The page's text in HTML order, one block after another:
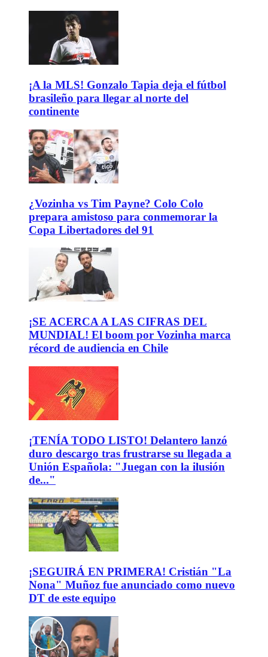
¡A la MLS! Gonzalo Tapia deja el fútbol
brasileño para llegar al norte del
continente
¿Vozinha vs Tim Payne? Colo Colo
prepara amistoso para conmemorar la
Copa Libertadores del 91
¡SE ACERCA A LAS CIFRAS DEL
MUNDIAL! El boom por Vozinha marca
récord de audiencia en Chile
¡TENÍA TODO LISTO! Delantero lanzó
duro descargo tras frustrarse su llegada a
Unión Española: "Juegan con la ilusión
de..."
¡SEGUIRÁ EN PRIMERA! Cristián "La
Nona" Muñoz fue anunciado como nuevo
DT de este equipo